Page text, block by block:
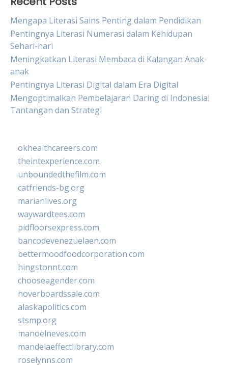
Mengapa Literasi Sains Penting dalam Pendidikan
Pentingnya Literasi Numerasi dalam Kehidupan
Sehari-hari
Meningkatkan Literasi Membaca di Kalangan Anak-
anak
Pentingnya Literasi Digital dalam Era Digital
Mengoptimalkan Pembelajaran Daring di Indonesia:
Tantangan dan Strategi
okhealthcareers.com
theintexperience.com
unboundedthefilm.com
catfriends-bg.org
marianlives.org
waywardtees.com
pidfloorsexpress.com
bancodevenezuelaen.com
bettermoodfoodcorporation.com
hingstonnt.com
chooseagender.com
hoverboardssale.com
alaskapolitics.com
stsmp.org
manoelneves.com
mandelaeffectlibrary.com
roselynns.com